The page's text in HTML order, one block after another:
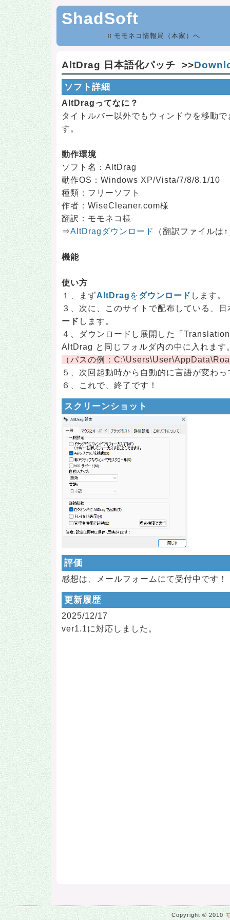
ShadSoft
モモネコ情報局（本家）へ
AltDrag 日本語化パッチ >>
ソフト詳細
AltDragってなに？
タイトルバー以外でもウィンドウを移動
す。
動作環境
ソフト名：AltDrag
動作OS：Windows XP/Vista/7/8/8.1/10
種類：フリーソフト
作者：WiseCleaner.com様
翻訳：モモネコ様
⇒AltDragダウンロード （翻訳ファイルは
機能
使い方
１、まずAltDrag をダウンロード します。
３、次に、このサイトで配布している、
ード します。
４、ダウンロードし展開した「
AltDrag と同じフォルダ内の中に入れます
（パスの例：
５、次回起動時から自動的に言語が変わ
６、これで、終了です！
スクリーンショット
評価
感想は、メールフォームにて受付中です！
更新履歴
2025/12/17
ver1.1に対応しました。
Copyright © 2010